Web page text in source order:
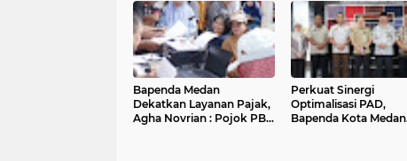
Seluruh Penjuru Kota
Bapenda Medan
Dekatkan Layanan Pajak,
Agha Novrian : Pojok PBB
Perkuat Sinergi
Optimalisasi PAD,
Bapenda Kota Medan